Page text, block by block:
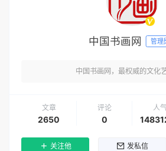
中国书画网 管理
中国书画网，最权威的文化
文章
2650
评论
0
人气
关注他 发私信